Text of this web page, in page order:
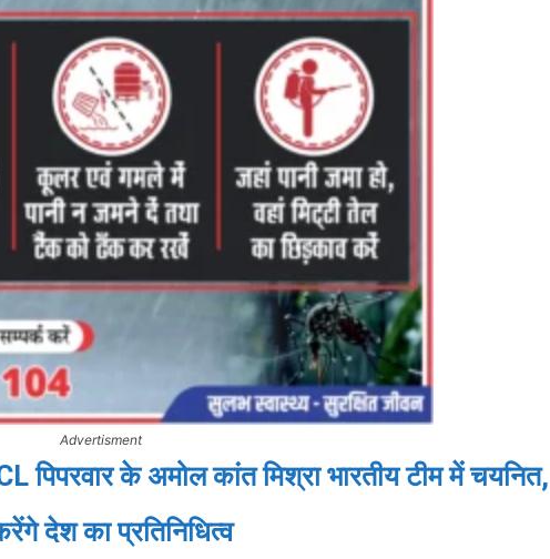
Advertisment
के अमोल कांत मिश्रा भारतीय टीम में चयनित,
देश का प्रतिनिधित्व